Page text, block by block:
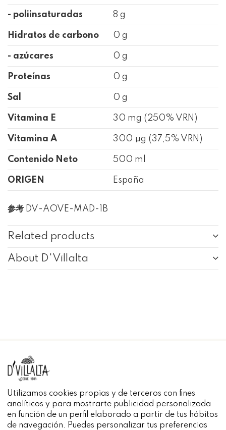
- poliinsaturadas 8 g
Hidratos de carbono 0 g
- azúcares 0 g
Proteínas 0 g
Sal 0 g
Vitamina E 30 mg (250% VRN)
Vitamina A 300 µg (37,5% VRN)
Contenido Neto 500 ml
ORIGEN España
参考 DV-AOVE-MAD-1B
Related products
About D'Villalta
Utilizamos cookies propias y de terceros con fines
analíticos y para mostrarte publicidad personalizada
en función de un perfil elaborado a partir de tus hábitos
de navegación. Puedes personalizar tus preferencias